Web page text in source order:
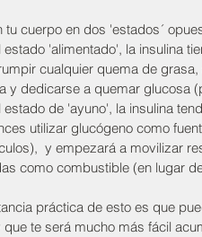
tu cuerpo en dos 'estados´
estado 'alimentado', la insulina
cualquier quema de
y dedicarse a quemar glucosa
estado de 'ayuno', la insulina
utilizar glucógeno como
y empezará a movilizar
como combustible (en lugar
práctica de esto es que
que te será mucho más fácil